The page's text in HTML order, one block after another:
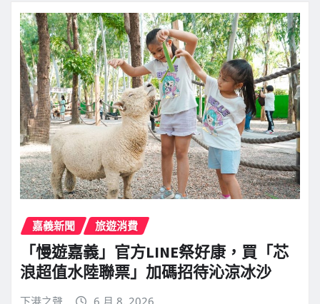
嘉義新聞 旅遊消費
「慢遊嘉義」官方LINE祭好康，買「芯
浪超值水陸聯票」加碼招待沁涼冰沙
下港之聲 6 月 8, 2026